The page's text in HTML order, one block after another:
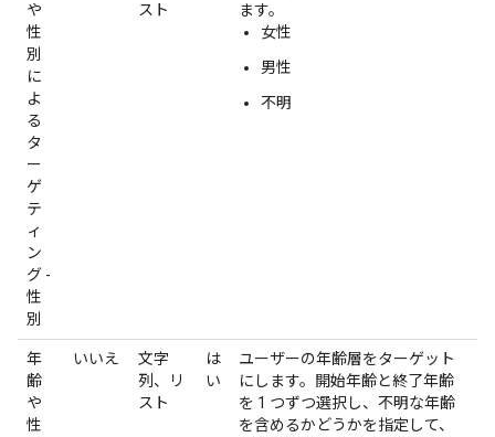
や
性
別
に
よ
る
タ
ー
ゲ
テ
ィ
ン
グ -
性
別
スト
ます。
女性
男性
不明
年
齢
や
性
いいえ
文字
列、リ
スト
は
い
ユーザーの年齢層をターゲット
にします。開始年齢と終了年齢
を 1 つずつ選択し、不明な年齢
を含めるかどうかを指定して、